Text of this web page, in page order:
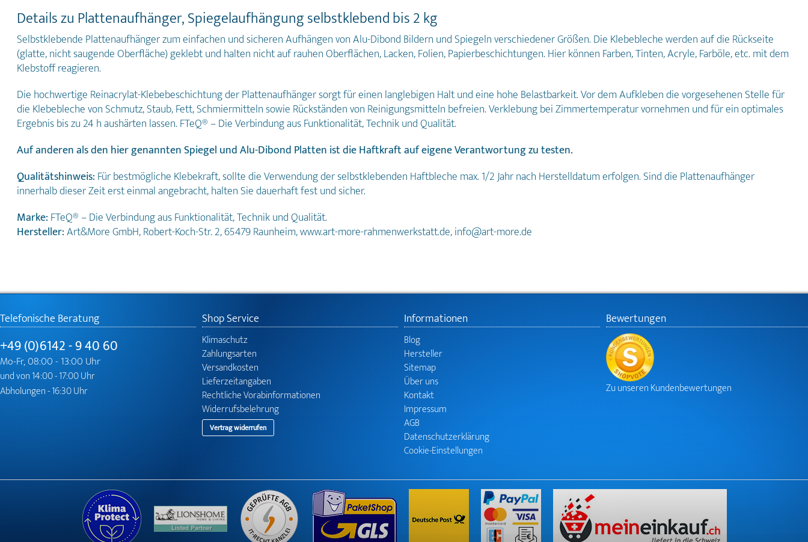
Details zu Plattenaufhänger, Spiegelaufhängung selbstklebend bis 2 kg
Selbstklebende Plattenaufhänger zum einfachen und sicheren Aufhängen von Alu-Dibond Bildern und Spiegeln verschiedener Größen. Die Klebebleche werden auf die Rückseite
(glatte, nicht saugende Oberfläche) geklebt und halten nicht auf rauhen Oberflächen, Lacken, Folien, Papierbeschichtungen. Hier können Farben, Tinten, Acryle, Farböle, etc. mit dem
Klebstoff reagieren.
Die hochwertige Reinacrylat-Klebebeschichtung der Plattenaufhänger sorgt für einen langlebigen Halt und eine hohe Belastbarkeit. Vor dem Aufkleben die vorgesehenen Stelle für
die Klebebleche von Schmutz, Staub, Fett, Schmiermitteln sowie Rückständen von Reinigungsmitteln befreien. Verklebung bei Zimmertemperatur vornehmen und für ein optimales
Ergebnis bis zu 24 h aushärten lassen. FTeQ® – Die Verbindung aus Funktionalität, Technik und Qualität.
Auf anderen als den hier genannten Spiegel und Alu-Dibond Platten ist die Haftkraft auf eigene Verantwortung zu testen.
Qualitätshinweis: Für bestmögliche Klebekraft, sollte die Verwendung der selbstklebenden Haftbleche max. 1/2 Jahr nach Herstelldatum erfolgen. Sind die Plattenaufhänger
innerhalb dieser Zeit erst einmal angebracht, halten Sie dauerhaft fest und sicher.
Marke: FTeQ® – Die Verbindung aus Funktionalität, Technik und Qualität.
Hersteller:Art&More GmbH, Robert-Koch-Str. 2, 65479 Raunheim, www.art-more-rahmenwerkstatt.de, info@art-more.de
Telefonische Beratung
+49 (0)6142 - 9 40 60
Mo-Fr, 08:00 - 13:00 Uhr
und von 14:00 - 17:00 Uhr
Abholungen - 16:30 Uhr
Shop Service
Klimaschutz
Zahlungsarten
Versandkosten
Lieferzeitangaben
Rechtliche Vorabinformationen
Widerrufsbelehrung
Vertrag widerrufen
Informationen
Blog
Hersteller
Sitemap
Über uns
Kontakt
Impressum
AGB
Datenschutzerklärung
Cookie-Einstellungen
Bewertungen
Zu unseren Kundenbewertungen